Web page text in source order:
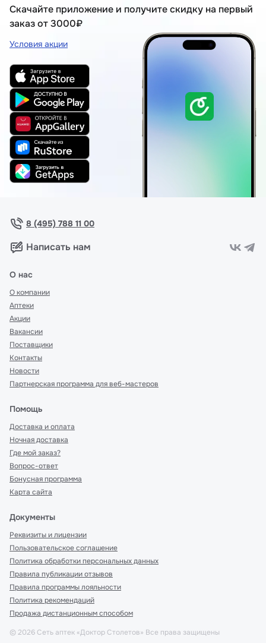
Скачайте приложение и получите скидку на первый
заказ от 3000₽
Условия акции
8 (495) 788 11 00
Написать нам
О нас
О компании
Аптеки
Акции
Вакансии
Поставщики
Контакты
Новости
Партнерская программа для веб-мастеров
Помощь
Доставка и оплата
Ночная доставка
Где мой заказ?
Вопрос-ответ
Бонусная программа
Карта сайта
Документы
Реквизиты и лицензии
Пользовательское соглашение
Политика обработки персональных данных
Правила публикации отзывов
Правила программы лояльности
Политика рекомендаций
Продажа дистанционным способом
© 2026 Сеть аптек «Доктор Столетов» Все права защищены